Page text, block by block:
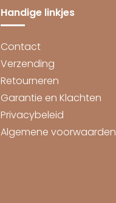
Handige linkjes
Contact
Verzending
Retourneren
Garantie en Klachten
Privacybeleid
Algemene voorwaarden